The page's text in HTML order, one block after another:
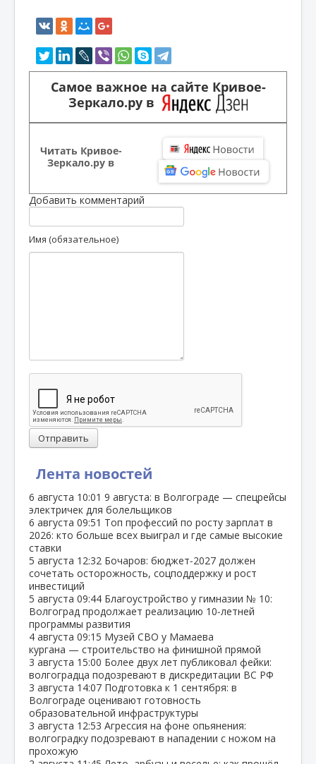
Лента новостей
6 августа 10:01 9 августа: в Волгограде — спецрейсы
электричек для болельщиков
6 августа 09:51 Топ профессий по росту зарплат в
2026: кто больше всех выиграл и где самые высокие
ставки
5 августа 12:32 Бочаров: бюджет‑2027 должен
сочетать осторожность, соцподдержку и рост
инвестиций
5 августа 09:44 Благоустройство у гимназии № 10:
Волгоград продолжает реализацию 10‑летней
программы развития
4 августа 09:15 Музей СВО у Мамаева
кургана — строительство на финишной прямой
3 августа 15:00 Более двух лет публиковал фейки:
волгоградца подозревают в дискредитации ВС РФ
3 августа 14:07 Подготовка к 1 сентября: в
Волгограде оценивают готовность
образовательной инфраструктуры
3 августа 12:53 Агрессия на фоне опьянения:
волгоградку подозревают в нападении с ножом на
прохожую
Самое важное на сайте Кривое-
Зеркало.ру в
Читать Кривое-
Зеркало.ру в
Добавить комментарий
Имя (обязательное)
Отправить